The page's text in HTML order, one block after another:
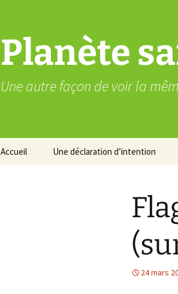
Planète
Une autre façon de voir la
Accueil Une déclaration d’intention
24 mars